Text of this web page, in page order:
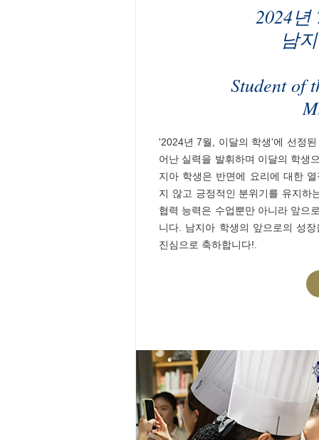
2024
남
Student of
'2024년 7월, 이달의 학생'에 선정
어난 실력을 발휘하며 이달의 학생
지아 학생은 반면에 요리에 대한
지 않고 긍정적인 분위기를 유지하
협력 능력은 수업뿐만 아니라 앞으
니다. 남지아 학생의 앞으로의 성
진심으로 축하합니다!.